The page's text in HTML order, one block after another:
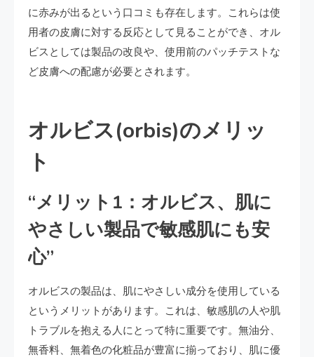
に赤みが出るという口コミも存在します。これらは使
用者の皮膚に対する反応として見ることができ、オル
ビスとしては製品の改良や、使用前のパッチテストな
ど皮膚への配慮が必要とされます。
オルビス(orbis)のメリッ
ト
“メリット1：オルビス、肌に
やさしい製品で敏感肌にも安
心”
オルビスの製品は、肌にやさしい成分を使用している
というメリットがあります。これは、敏感肌の人や肌
トラブルを抱える人にとって特に重要です。無油分、
無香料、無着色の化粧品が豊富に揃っており、肌に優